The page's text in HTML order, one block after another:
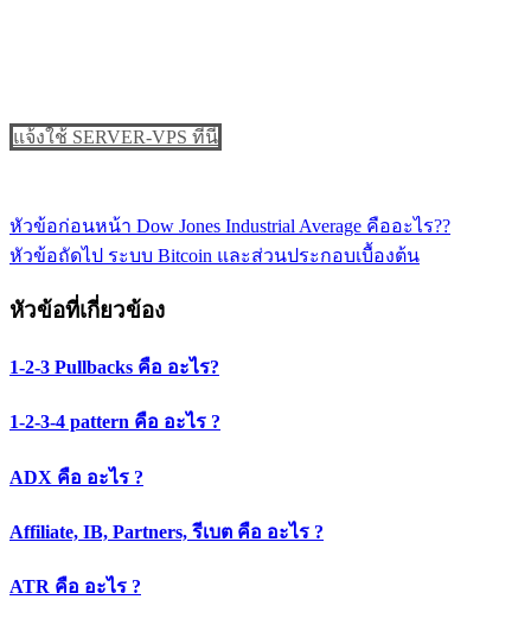
แจ้งใช้ SERVER-VPS ที่นี่
แนะแนว
หัวข้อก่อนหน้า Dow Jones Industrial Average คืออะไร??
หัวข้อถัดไป ระบบ Bitcoin และส่วนประกอบเบื้องต้น
หัวข้อที่เกี่ยวข้อง
1-2-3 Pullbacks คือ อะไร?
1-2-3-4 pattern คือ อะไร ?
ADX คือ อะไร ?
Affiliate, IB, Partners, รีเบต คือ อะไร ?
ATR คือ อะไร ?